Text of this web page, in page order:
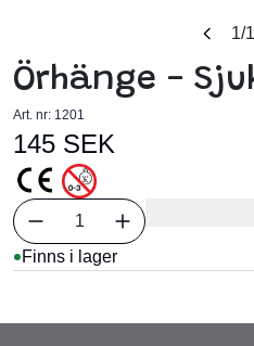
1/1
Örhänge -
Art. nr: 1201
145 SEK
Välj antal
1
Finns i lager